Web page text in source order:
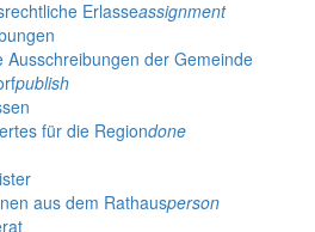
Erlasseassignment
Ausschreibungen der Gemeinde
publish
für die Regiondone
aus dem Rathausperson